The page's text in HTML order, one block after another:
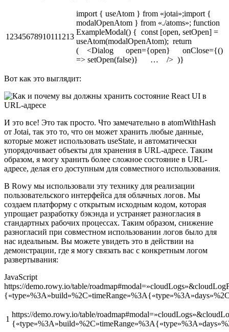
12345678910111213
import { useAtom } from «jotai»;import {
modalOpenAtom } from «./atoms»; function
ExampleModal() { const [open, setOpen] =
useAtom(modalOpenAtom); return
( <Dialog open={open} onClose={()
=> setOpen(false)} … /> )}
Вот как это выглядит:
И это все! Это так просто. Что замечательно в atomWithHash
от Jotai, так это то, что он может хранить любые данные,
которые может использовать useState, и автоматически
упорядочивает объекты для хранения в URL-адресе. Таким
образом, я могу хранить более сложное состояние в URL-
адресе, делая его доступным для совместного использования.
В Rowy мы использовали эту технику для реализации
пользовательского интерфейса для облачных логов. Мы
создаем платформу с открытым исходным кодом, которая
упрощает разработку бэкэнда и устраняет разногласия в
стандартных рабочих процессах. Таким образом, снижение
разногласий при совместном использовании логов было для
нас идеальным. Вы можете увидеть это в действии на
демонстрации, где я могу связать вас с конкретным логом
развертывания:
JavaScript
https://demo.rowy.io/table/
1
https://demo.rowy.io/table/